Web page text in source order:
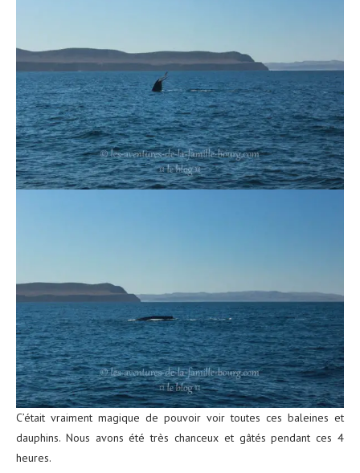
C’était vraiment magique de pouvoir voir toutes ces baleines et
dauphins. Nous avons été très chanceux et gâtés pendant ces 4
heures.